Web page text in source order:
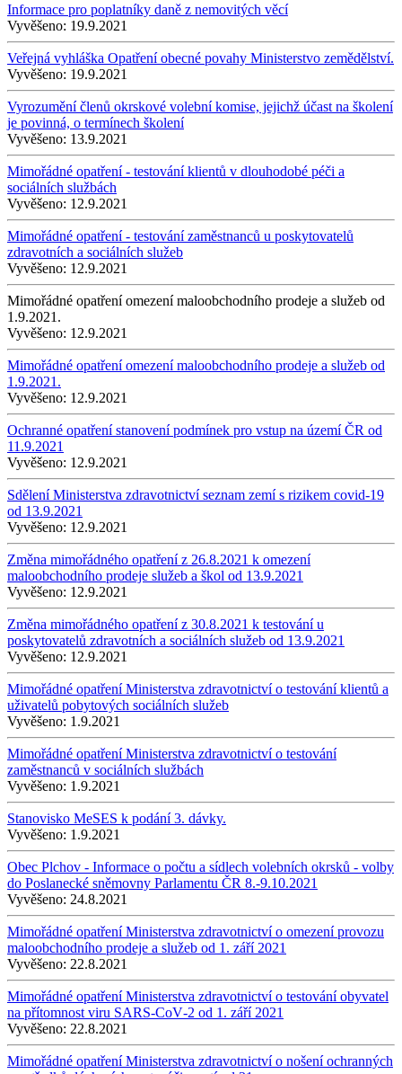
Informace pro poplatníky daně z nemovitých věcí
Vyvěšeno: 19.9.2021
Veřejná vyhláška Opatření obecné povahy Ministerstvo zemědělství.
Vyvěšeno: 19.9.2021
Vyrozumění členů okrskové volební komise, jejichž účast na školení
je povinná, o termínech školení
Vyvěšeno: 13.9.2021
Mimořádné opatření - testování klientů v dlouhodobé péči a
sociálních službách
Vyvěšeno: 12.9.2021
Mimořádné opatření - testování zaměstnanců u poskytovatelů
zdravotních a sociálních služeb
Vyvěšeno: 12.9.2021
Mimořádné opatření omezení maloobchodního prodeje a služeb od
1.9.2021.
Vyvěšeno: 12.9.2021
Mimořádné opatření omezení maloobchodního prodeje a služeb od
1.9.2021.
Vyvěšeno: 12.9.2021
Ochranné opatření stanovení podmínek pro vstup na území ČR od
11.9.2021
Vyvěšeno: 12.9.2021
Sdělení Ministerstva zdravotnictví seznam zemí s rizikem covid-19
od 13.9.2021
Vyvěšeno: 12.9.2021
Změna mimořádného opatření z 26.8.2021 k omezení
maloobchodního prodeje služeb a škol od 13.9.2021
Vyvěšeno: 12.9.2021
Změna mimořádného opatření z 30.8.2021 k testování u
poskytovatelů zdravotních a sociálních služeb od 13.9.2021
Vyvěšeno: 12.9.2021
Mimořádné opatření Ministerstva zdravotnictví o testování klientů a
uživatelů pobytových sociálních služeb
Vyvěšeno: 1.9.2021
Mimořádné opatření Ministerstva zdravotnictví o testování
zaměstnanců v sociálních službách
Vyvěšeno: 1.9.2021
Stanovisko MeSES k podání 3. dávky.
Vyvěšeno: 1.9.2021
Obec Plchov - Informace o počtu a sídlech volebních okrsků - volby
do Poslanecké sněmovny Parlamentu ČR 8.-9.10.2021
Vyvěšeno: 24.8.2021
Mimořádné opatření Ministerstva zdravotnictví o omezení provozu
maloobchodního prodeje a služeb od 1. září 2021
Vyvěšeno: 22.8.2021
Mimořádné opatření Ministerstva zdravotnictví o testování obyvatel
na přítomnost viru SARS‑CoV‑2 od 1. září 2021
Vyvěšeno: 22.8.2021
Mimořádné opatření Ministerstva zdravotnictví o nošení ochranných